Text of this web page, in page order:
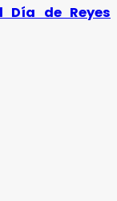
de Reyes